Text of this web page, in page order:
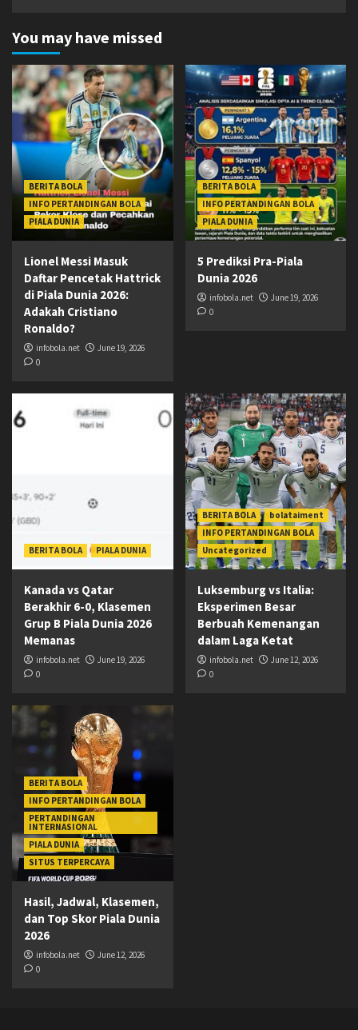
You may have missed
BERITA BOLA
INFO PERTANDINGAN BOLA
PIALA DUNIA
Lionel Messi Masuk
Daftar Pencetak Hattrick
di Piala Dunia 2026:
Adakah Cristiano
Ronaldo?
infobola.net
June 19, 2026
0
BERITA BOLA
INFO PERTANDINGAN BOLA
PIALA DUNIA
5 Prediksi Pra-Piala
Dunia 2026
infobola.net
June 19, 2026
0
BERITA BOLA PIALA DUNIA
Kanada vs Qatar
Berakhir 6-0, Klasemen
Grup B Piala Dunia 2026
Memanas
infobola.net
June 19, 2026
0
BERITA BOLA
bolataiment
INFO PERTANDINGAN BOLA
Uncategorized
Luksemburg vs Italia:
Eksperimen Besar
Berbuah Kemenangan
dalam Laga Ketat
infobola.net
June 12, 2026
0
BERITA BOLA
INFO PERTANDINGAN BOLA
PERTANDINGAN
INTERNASIONAL
PIALA DUNIA
SITUS TERPERCAYA
Hasil, Jadwal, Klasemen,
dan Top Skor Piala Dunia
2026
infobola.net
June 12, 2026
0